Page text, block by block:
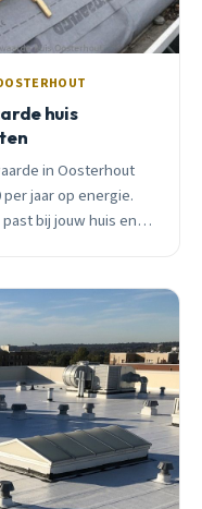
huis
in Oosterhout
per jaar op energie.
bij jouw huis en